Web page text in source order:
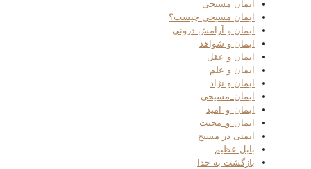
ایمان مسیحی
ایمان مسیحی چیست؟
ایمان و آرامش درونی
ایمان و شواهد
ایمان و عقل
ایمان و علم
ایمان و نژاد
ایمان_مسیحی
ایمان_و_امید
ایمان_و_محبت
ایمنی در مسیح
بابل عظیم
بازگشت به خدا